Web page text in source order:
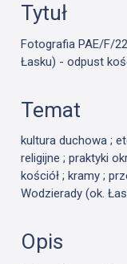
Tytuł
Fotografia PAE/F/
Łasku) - odpust
Temat
kultura duchowa ;
religijne ; praktyki
kościół ; kramy ;
Wodzierady (ok.
Opis